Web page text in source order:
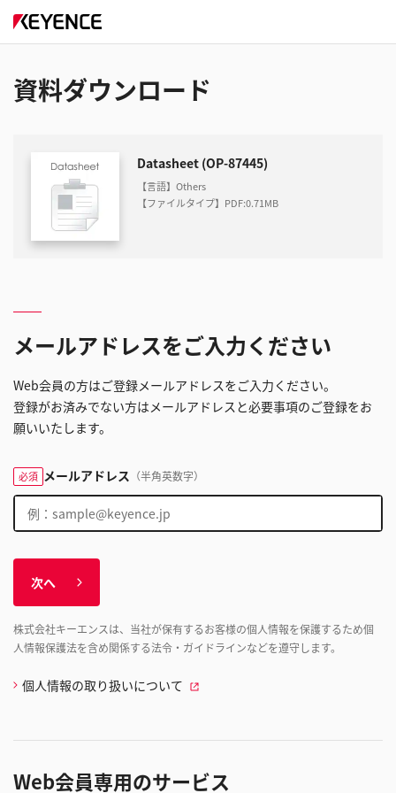
資料ダウンロード
Datasheet (OP-87445)
【言語】Others
【ファイルタイプ】PDF:0.71MB
メールアドレスをご入力ください
Web会員の方はご登録メールアドレスをご入力ください。
登録がお済みでない方はメールアドレスと必要事項のご登録をお
願いいたします。
必須 メールアドレス （半角英数字）
次へ
株式会社キーエンスは、当社が保有するお客様の個人情報を保護するため個
人情報保護法を含め関係する法令・ガイドラインなどを遵守します。
個人情報の取り扱いについて
Web会員専用のサービス